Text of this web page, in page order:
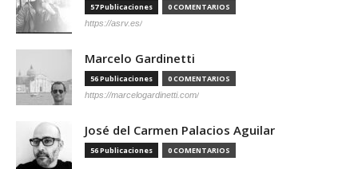
57 Publicaciones 0 COMENTARIOS
https://asrv.es/
Marcelo Gardinetti
56 Publicaciones 0 COMENTARIOS
https://marcelogardinetti.com/
José del Carmen Palacios Aguilar
56 Publicaciones 0 COMENTARIOS